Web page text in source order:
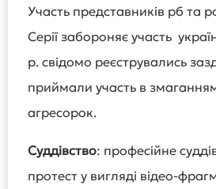
Участь представників рб та
Серії забороняє участь
р. свідомо реєструвались
приймали участь в
агресорок.
Суддівство: професійне
протест у вигляді відео-